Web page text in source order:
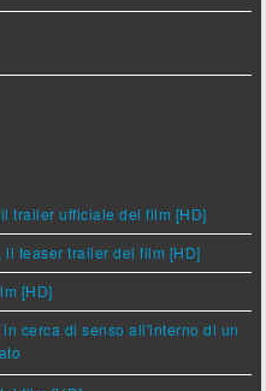
trailer ufficiale del film [HD]
il teaser trailer del film [HD]
[HD]
cerca di senso all'interno di un